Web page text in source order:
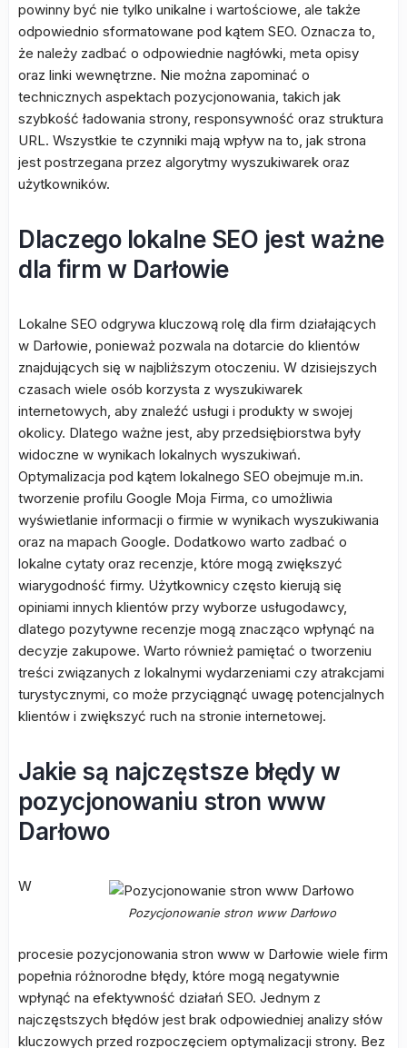
powinny być nie tylko unikalne i wartościowe, ale także
odpowiednio sformatowane pod kątem SEO. Oznacza to,
że należy zadbać o odpowiednie nagłówki, meta opisy
oraz linki wewnętrzne. Nie można zapominać o
technicznych aspektach pozycjonowania, takich jak
szybkość ładowania strony, responsywność oraz struktura
URL. Wszystkie te czynniki mają wpływ na to, jak strona
jest postrzegana przez algorytmy wyszukiwarek oraz
użytkowników.
Dlaczego lokalne SEO jest ważne
dla firm w Darłowie
Lokalne SEO odgrywa kluczową rolę dla firm działających
w Darłowie, ponieważ pozwala na dotarcie do klientów
znajdujących się w najbliższym otoczeniu. W dzisiejszych
czasach wiele osób korzysta z wyszukiwarek
internetowych, aby znaleźć usługi i produkty w swojej
okolicy. Dlatego ważne jest, aby przedsiębiorstwa były
widoczne w wynikach lokalnych wyszukiwań.
Optymalizacja pod kątem lokalnego SEO obejmuje m.in.
tworzenie profilu Google Moja Firma, co umożliwia
wyświetlanie informacji o firmie w wynikach wyszukiwania
oraz na mapach Google. Dodatkowo warto zadbać o
lokalne cytaty oraz recenzje, które mogą zwiększyć
wiarygodność firmy. Użytkownicy często kierują się
opiniami innych klientów przy wyborze usługodawcy,
dlatego pozytywne recenzje mogą znacząco wpłynąć na
decyzje zakupowe. Warto również pamiętać o tworzeniu
treści związanych z lokalnymi wydarzeniami czy atrakcjami
turystycznymi, co może przyciągnąć uwagę potencjalnych
klientów i zwiększyć ruch na stronie internetowej.
Jakie są najczęstsze błędy w
pozycjonowaniu stron www
Darłowo
Pozycjonowanie stron www Darłowo
W
procesie pozycjonowania stron www w Darłowie wiele firm
popełnia różnorodne błędy, które mogą negatywnie
wpłynąć na efektywność działań SEO. Jednym z
najczęstszych błędów jest brak odpowiedniej analizy słów
kluczowych przed rozpoczęciem optymalizacji strony. Bez